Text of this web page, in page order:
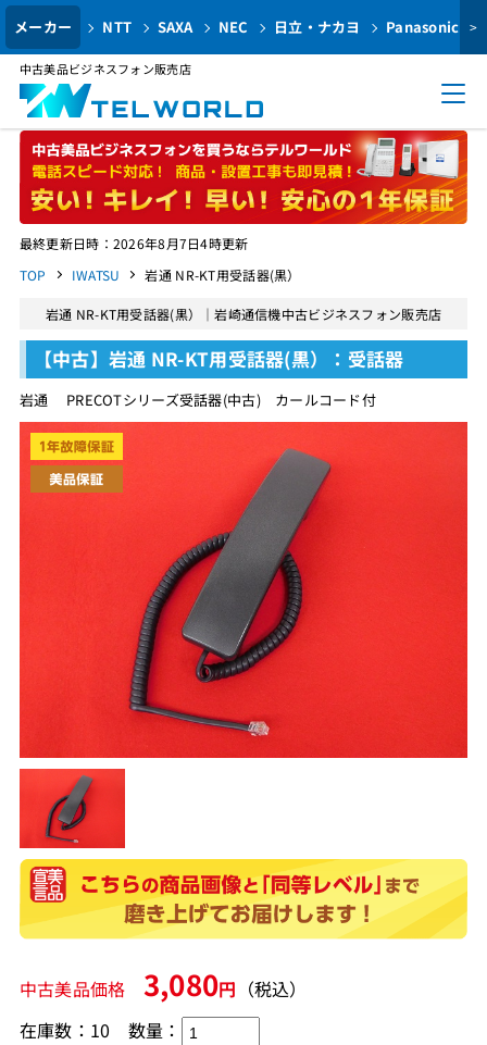
メーカー NTT SAXA NEC 日立・ナカヨ Panasonic >
中古美品ビジネスフォン販売店
最終更新日時：2026年8月7日4時更新
TOP
IWATSU 岩通 NR-KT用受話器(黒）
岩通 NR-KT用受話器(黒）｜岩崎通信機中古ビジネスフォン販売店
【中古】岩通 NR-KT用受話器(黒）：受話器
岩通 PRECOTシリーズ受話器(中古) カールコード付
中古美品価格 3,080円 （税込）
在庫数：10 数量：